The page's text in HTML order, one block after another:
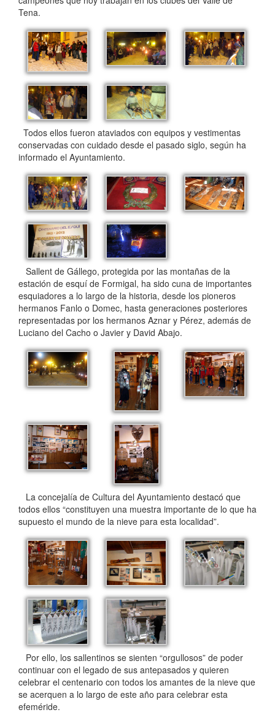
Tena.
Todos ellos fueron ataviados con equipos y vestimentas
conservadas con cuidado desde el pasado siglo, según ha
informado el Ayuntamiento.
Sallent de Gállego, protegida por las montañas de la
estación de esquí de Formigal, ha sido cuna de importantes
esquiadores a lo largo de la historia, desde los pioneros
hermanos Fanlo o Domec, hasta generaciones posteriores
representadas por los hermanos Aznar y Pérez, además de
Luciano del Cacho o Javier y David Abajo.
La concejalía de Cultura del Ayuntamiento destacó que
todos ellos “constituyen una muestra importante de lo que ha
supuesto el mundo de la nieve para esta localidad”.
Por ello, los sallentinos se sienten “orgullosos” de poder
continuar con el legado de sus antepasados y quieren
celebrar el centenario con todos los amantes de la nieve que
se acerquen a lo largo de este año para celebrar esta
efeméride.